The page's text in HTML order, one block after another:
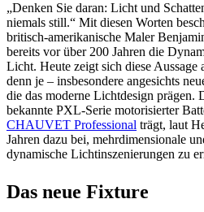
„Denken Sie daran: Licht und
niemals still.“ Mit diesen Worten
britisch-amerikanische Maler
bereits vor über 200 Jahren die
Licht. Heute zeigt sich diese Aussage
denn je – insbesondere angesichts
die das moderne Lichtdesign prägen.
bekannte PXL-Serie motorisierter
CHAUVET Professional trägt, laut
Jahren dazu bei, mehrdimensionale
dynamische Lichtinszenierungen zu
Das neue Fixture